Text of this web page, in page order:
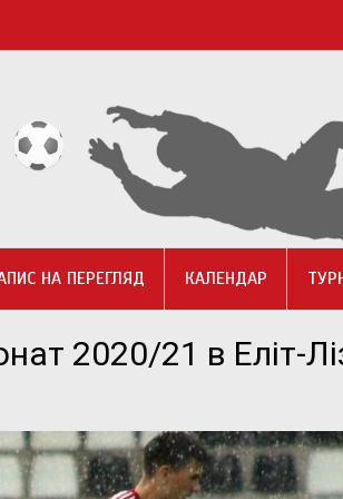
НА ПЕРЕГЛЯД КАЛЕНДАР
2020/21 в Еліт-